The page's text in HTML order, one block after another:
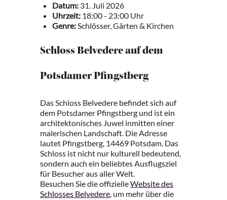
Datum: 31. Juli 2026
Uhrzeit: 18:00 - 23:00 Uhr
Genre:Schlösser, Gärten & Kirchen
Schloss Belvedere auf dem
Potsdamer Pfingstberg
Das Schloss Belvedere befindet sich auf
dem Potsdamer Pfingstberg und ist ein
architektonisches Juwel inmitten einer
malerischen Landschaft. Die Adresse
lautet Pfingstberg, 14469 Potsdam. Das
Schloss ist nicht nur kulturell bedeutend,
sondern auch ein beliebtes Ausflugsziel
für Besucher aus aller Welt.
Besuchen Sie die offizielleWebsite des
Schlosses Belvedere, um mehr über die